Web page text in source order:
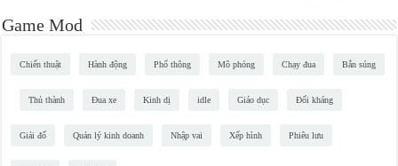
Game Mod
Chiến thuật Hành động Phổ thông Mô phỏng Chạy đua Bắn súng
Thủ thành Đua xe Kinh dị idle Giáo dục Đối kháng
Giải đố Quản lý kinh doanh Nhập vai Xếp hình Phiêu lưu